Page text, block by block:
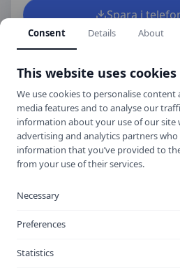
Spara i
Laddar ner ett kontaktkort
till
Hitta hit
Consent Details About
This website uses cookies
We use cookies to personalise
media features and to analyse our
information about your use of our site
advertising and analytics partners
information that you’ve provided to
from your use of their services.
Necessary
Preferences
Statistics